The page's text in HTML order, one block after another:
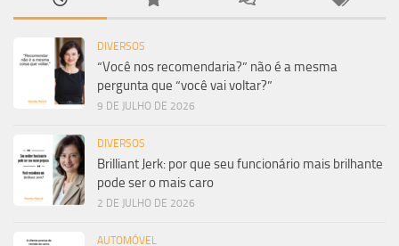
DIVERSOS
“Você nos recomendaria?” não é a mesma
pergunta que “você vai voltar?”
9 DE JULHO DE 2026
DIVERSOS
Brilliant Jerk: por que seu funcionário mais brilhante
pode ser o mais caro
2 DE JULHO DE 2026
AUTOMÓVEL